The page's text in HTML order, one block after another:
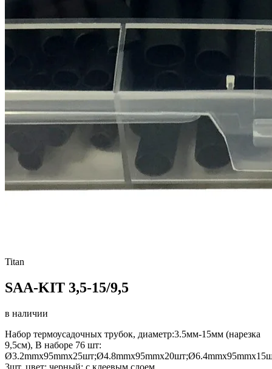
Titan
SAA-KIT 3,5-15/9,5
в наличии
Набор термоусадочных трубок, диаметр:3.5мм-15мм (нарезка
9,5см), В наборе 76 шт:
3шт, цвет: черный; с клеевым слоем